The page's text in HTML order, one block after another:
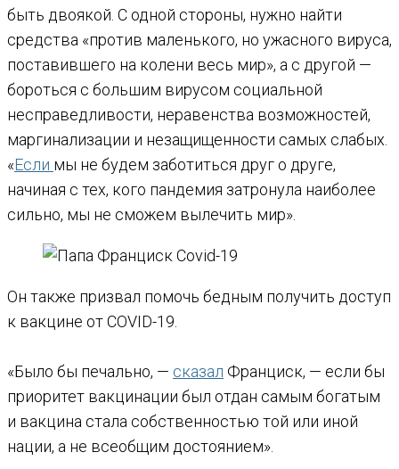
быть двоякой. С одной стороны, нужно найти
средства «против маленького, но ужасного вируса,
поставившего на колени весь мир», а с другой —
бороться с большим вирусом социальной
несправедливости, неравенства возможностей,
маргинализации и незащищенности самых слабых.
«Если мы не будем заботиться друг о друге,
начиная с тех, кого пандемия затронула наиболее
сильно, мы не сможем вылечить мир».
Он также призвал помочь бедным получить доступ
к вакцине от COVID-19.
«Было бы печально, — сказал Франциск, — если бы
приоритет вакцинации был отдан самым богатым
и вакцина стала собственностью той или иной
нации, а не всеобщим достоянием».